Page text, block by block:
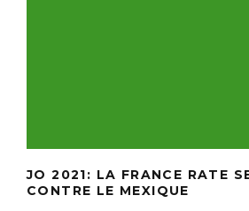
JO 2021: LA FRANCE RATE
CONTRE LE MEXIQUE